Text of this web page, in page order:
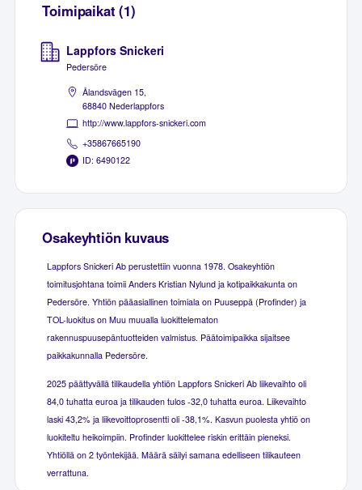
Toimipaikat (1)
Lappfors Snickeri
Pedersöre
Ålandsvägen 15,
68840 Nederlappfors
http://www.lappfors-snickeri.com
+35867665190
ID: 6490122
Osakeyhtiön kuvaus
Lappfors Snickeri Ab perustettiin vuonna 1978. Osakeyhtiön
toimitusjohtana toimii Anders Kristian Nylund ja kotipaikkakunta on
Pedersöre. Yhtiön pääasiallinen toimiala on Puuseppä (Profinder) ja
TOL-luokitus on Muu muualla luokittelematon
rakennuspuusepäntuotteiden valmistus. Päätoimipaikka sijaitsee
paikkakunnalla Pedersöre.
2025 päättyvällä tilikaudella yhtiön Lappfors Snickeri Ab liikevaihto oli
84,0 tuhatta euroa ja tilikauden tulos -32,0 tuhatta euroa. Liikevaihto
laski 43,2% ja liikevoittoprosentti oli -38,1%. Kasvun puolesta yhtiö on
luokiteltu heikoimpiin. Profinder luokittelee riskin erittäin pieneksi.
Yhtiöllä on 2 työntekijää. Määrä säilyi samana edelliseen tilikauteen
verrattuna.